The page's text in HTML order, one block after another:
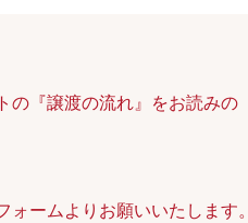
の『譲渡の流れ』をお読みの
ームよりお願いいたします。